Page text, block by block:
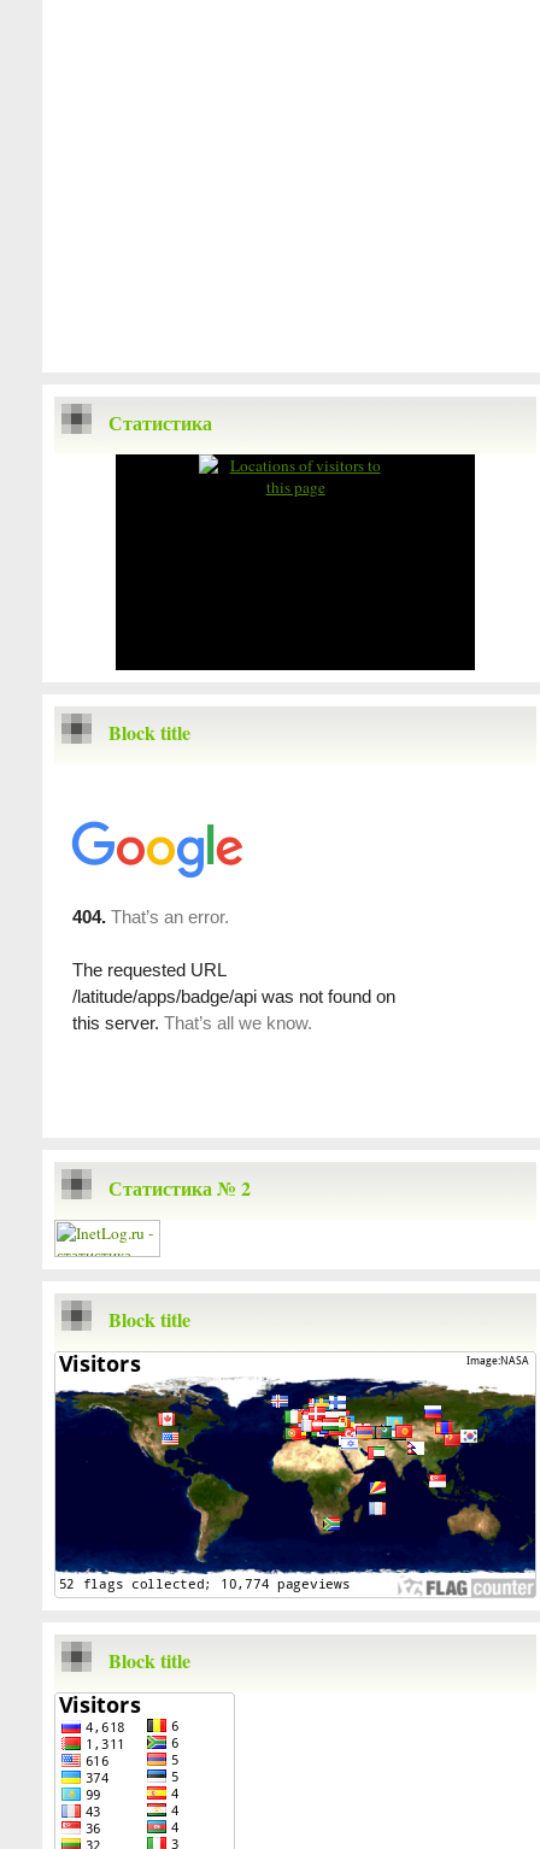
Статистика
Block title
Статистика № 2
Block title
Block title